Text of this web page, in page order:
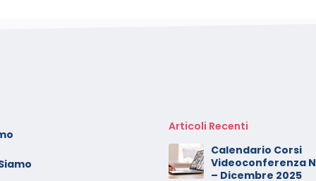
Articoli Recenti
il consenso di
Calendario Corsi
Videoconferenza
– Dicembre 2025